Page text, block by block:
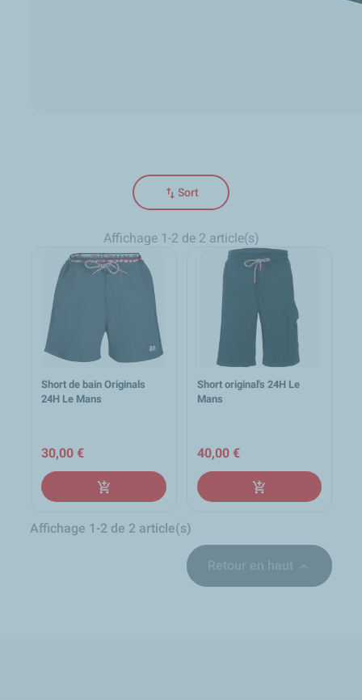
swap_vert Sort
Affichage 1-2 de 2 article(s)
Short de bain Originals
24H Le Mans
30,00 €
add_shopping_cart
Short original's 24H Le
Mans
40,00 €
add_shopping_cart
Affichage 1-2 de 2 article(s)
Retour en haut 